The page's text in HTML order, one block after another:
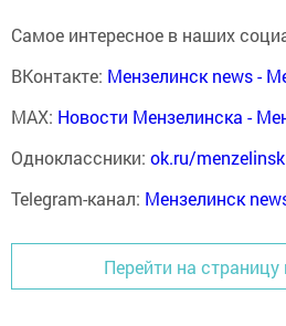
Самое интересное в наших
ВКонтакте: Мензелинск news -
MAX: Новости Мензелинска -
Одноклассники: ok.ru/menzelinsk
Telegram-канал: Мензелинск
Перейти на страницу